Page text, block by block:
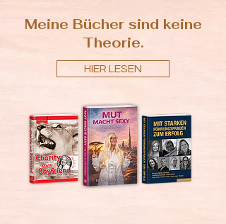
Meine Bücher sind keine
Theorie.
HIER LESEN